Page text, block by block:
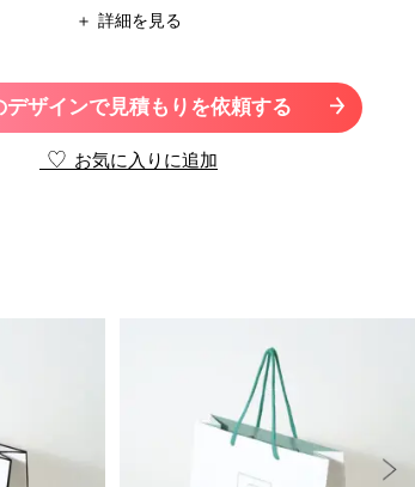
詳細を見る
デザインで見積もりを依頼する
お気に入りに追加